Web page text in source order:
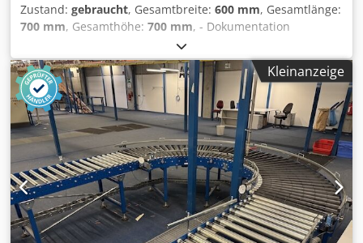
Zustand: gebraucht, Gesamtbreite: 600 mm, Gesamtlänge:
700 mm, Gesamthöhe: 700 mm, - Dokumentation
verfügbar: Nein - CE-Zertifikat vorhanden: Nein - Leistung
Hauptmotor [kW]: 0.75 - Bohrer inklusive: Ja -
Werkzeugschlüssel inklusive: Ja - Spannung [V]: 400 -
Leistung [kW]: 0.8 Cedpsw N Nq Aofx An Esha -
Transportmaße: 700mm x 600mm x 700mm (l x b x h) -
Transportpakete [Stk.]: 1 Finanzielle Informationen
Mehrwertsteuer: Der angegebene Preis versteht sich zzgl.
Mehrwertsteuer Mehrwertsteuer/Differenzbesteuerung:
Mehrwertsteuer abzugsfähig für Unternehmer Lieferung
und Inzahlungnahme jederzeit möglich für alles aus dem
Industriebereich Yorick Diebels
Kleinanzeige